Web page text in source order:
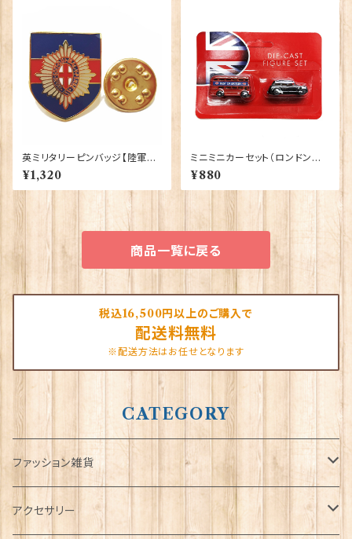
英ミリタリーピンバッジ【陸軍=C
oldstream Guards】Traditio
n 90043-M030
¥1,320
ミニミニカーセット（ロンドンバ
ス＆ブラックキャブ） Elgate Pr
oducts 90322
¥880
商品一覧に戻る
税込16,500円以上のご購入で
配送料無料
※配送方法はお任せとなります
CATEGORY
ファッション雑貨
タータンネクタイ
アクセサリー